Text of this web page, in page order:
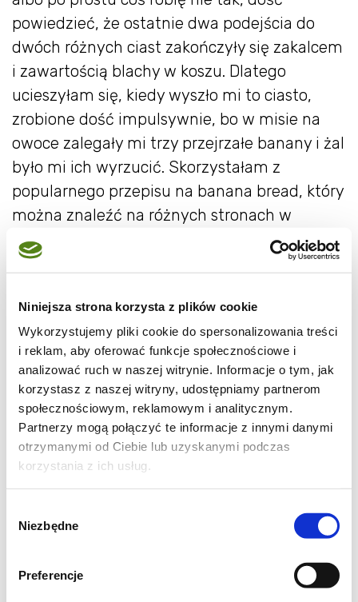
Niniejsza strona korzysta z plików cookie
Wykorzystujemy pliki cookie do spersonalizowania treści
i reklam, aby oferować funkcje społecznościowe i
analizować ruch w naszej witrynie. Informacje o tym, jak
korzystasz z naszej witryny, udostępniamy partnerom
społecznościowym, reklamowym i analitycznym.
Partnerzy mogą połączyć te informacje z innymi danymi
otrzymanymi od Ciebie lub uzyskanymi podczas
korzystania z ich usług.
zgody
Niezbędne
Preferencje
powiedzieć, że ostatnie dwa podejścia do
dwóch różnych ciast zakończyły się zakalcem
i zawartością blachy w koszu. Dlatego
ucieszyłam się, kiedy wyszło mi to ciasto,
zrobione dość impulsywnie, bo w misie na
owoce zalegały mi trzy przejrzałe banany i żal
było mi ich wyrzucić. Skorzystałam z
popularnego przepisu na banana bread, który
można znaleźć na różnych stronach w
internecie, ale postanowiłam wzbogacić go o
rodzynki, cynamon i imbir. Ciasto wyszło
ciepło, czy po ostygnięciu; miękkie, wilgotne i
bardzo aromatyczne.
Składniki:
3 mocno dojrzałe banany
150 g masła
1/2 szklanki brązowego cukru
cukier waniliowy
1 roztrzepane jajko